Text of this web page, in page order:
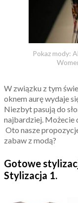
Pokaz mody:
W związku z tym
oknem aurę wydaje
Niezbyt pasują do
najbardziej. Możecie
Oto nasze
zabaw z modą?
Gotowe
Stylizacja 1.